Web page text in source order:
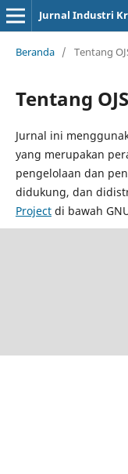
Jurnal Industri
Beranda / Tentang
Tentang OJS
Jurnal ini
yang merupakan
pengelolaan dan
didukung, dan
Projectdi bawah